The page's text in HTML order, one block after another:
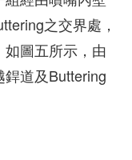
之交界處，
圖五所示，由
道及Buttering